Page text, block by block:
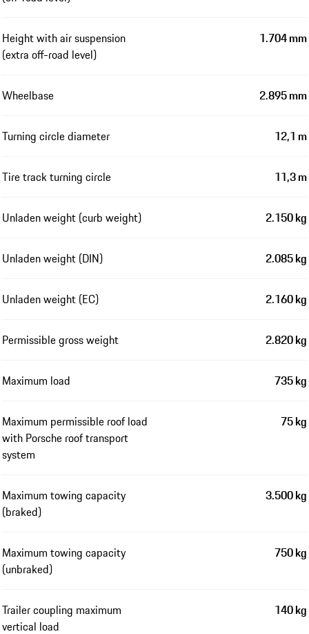
Height with air suspension
(extra off-road level)
1.704 mm
Wheelbase 2.895 mm
Turning circle diameter 12,1 m
Tire track turning circle 11,3 m
Unladen weight (curb weight) 2.150 kg
Unladen weight (DIN) 2.085 kg
Unladen weight (EC) 2.160 kg
Permissible gross weight 2.820 kg
Maximum load 735 kg
Maximum permissible roof load
with Porsche roof transport
system
75 kg
Maximum towing capacity
(braked)
3.500 kg
Maximum towing capacity
(unbraked)
750 kg
Trailer coupling maximum
vertical load
140 kg